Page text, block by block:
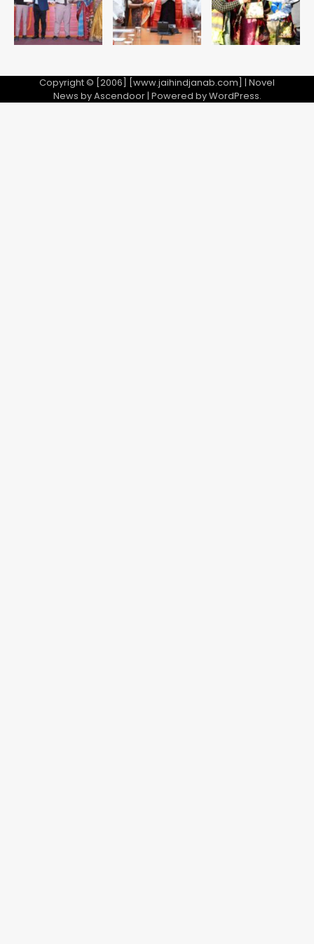
Copyright © [2006] [www.jaihindjanab.com] | Novel
News byAscendoor| Powered byWordPress.